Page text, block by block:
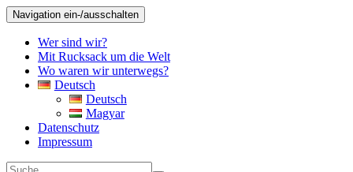
Navigation ein-/ausschalten
Wer sind wir?
Mit Rucksack um die Welt
Wo waren wir unterwegs?
Deutsch
Deutsch
Magyar
Datenschutz
Impressum